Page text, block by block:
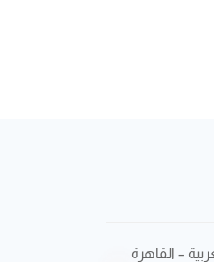
– القاهرة